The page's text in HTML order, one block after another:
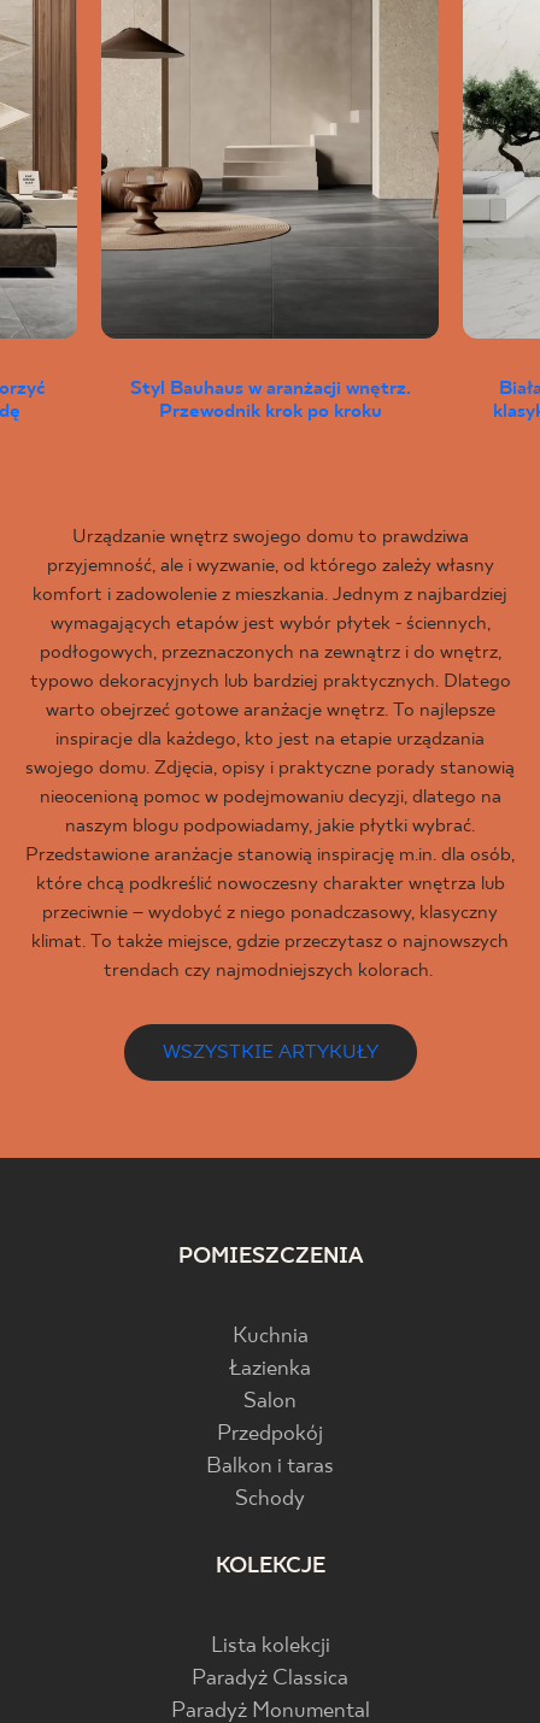
Styl Bauhaus w aranżacji wnętrz.
Przewodnik krok po kroku
Urządzanie wnętrz swojego domu to prawdziwa
przyjemność, ale i wyzwanie, od którego zależy własny
komfort i zadowolenie z mieszkania. Jednym z najbardziej
wymagających etapów jest wybór płytek - ściennych,
podłogowych, przeznaczonych na zewnątrz i do wnętrz,
typowo dekoracyjnych lub bardziej praktycznych. Dlatego
warto obejrzeć gotowe aranżacje wnętrz. To najlepsze
inspiracje dla każdego, kto jest na etapie urządzania
swojego domu. Zdjęcia, opisy i praktyczne porady stanowią
nieocenioną pomoc w podejmowaniu decyzji, dlatego na
naszym blogu podpowiadamy, jakie płytki wybrać.
Przedstawione aranżacje stanowią inspirację m.in. dla osób,
które chcą podkreślić nowoczesny charakter wnętrza lub
przeciwnie – wydobyć z niego ponadczasowy, klasyczny
klimat. To także miejsce, gdzie przeczytasz o najnowszych
trendach czy najmodniejszych kolorach.
WSZYSTKIE ARTYKUŁY
POMIESZCZENIA
Kuchnia
Łazienka
Salon
Przedpokój
Balkon i taras
Schody
KOLEKCJE
Lista kolekcji
Paradyż Classica
Paradyż Monumental